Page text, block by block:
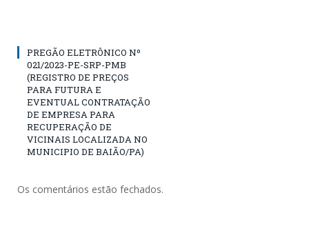
PREGÃO ELETRÔNICO Nº
021/2023-PE-SRP-PMB
(REGISTRO DE PREÇOS
PARA FUTURA E
EVENTUAL CONTRATAÇÃO
DE EMPRESA PARA
RECUPERAÇÃO DE
VICINAIS LOCALIZADA NO
MUNICIPIO DE BAIÃO/PA)
Os comentários estão fechados.